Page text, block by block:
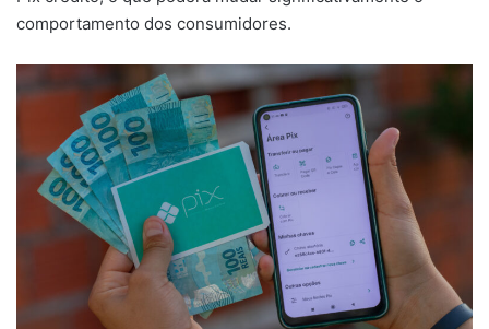
comportamento dos consumidores.